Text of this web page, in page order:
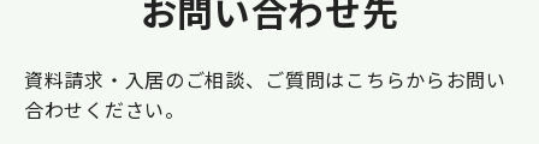
お問い合わせ先
資料請求・入居のご相談、ご質問はこちらからお問い
合わせください。